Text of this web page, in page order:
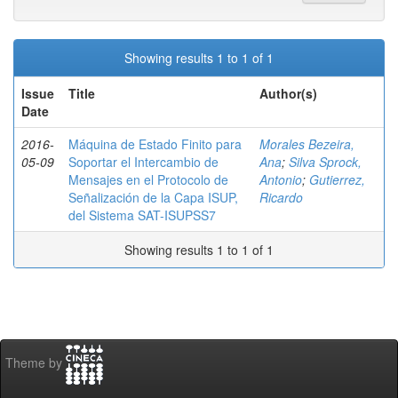
Showing results 1 to 1 of 1
Issue
Date
Title Author(s)
2016-
05-09
Máquina de Estado Finito para
Soportar el Intercambio de
Mensajes en el Protocolo de
Señalización de la Capa ISUP,
del Sistema SAT-ISUPSS7
Morales Bezeira,
Ana; Silva Sprock,
Antonio; Gutierrez,
Ricardo
Showing results 1 to 1 of 1
Theme by